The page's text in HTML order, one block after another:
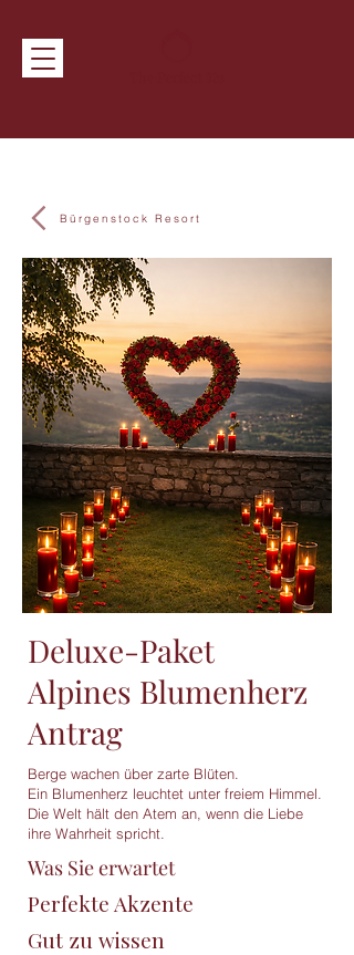
Bürgenstock Resort
Deluxe-Paket
Alpines Blumenherz
Antrag
Berge wachen über zarte Blüten.
Ein Blumenherz leuchtet unter freiem Himmel.
Die Welt hält den Atem an, wenn die Liebe
ihre Wahrheit spricht.
Was Sie erwartet
Perfekte Akzente
Gut zu wissen